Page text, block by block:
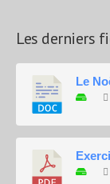
Les derniers
Le